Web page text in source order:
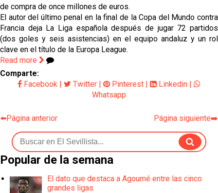
FC
Análisis | El Sevilla FC cierra una pretemporada de
contrastes antes del inicio de LaLiga
de compra de once millones de euros.
El autor del último penal en la final de la Copa del Mundo contra
Francia deja La Liga española después de jugar 72 partidos
(dos goles y seis asistencias) en el equipo andaluz y un rol
clave en el título de la Europa League.
Read more
Comparte:
Facebook
Twitter Pinterest Linkedin
Whatsapp
⬅️Página anterior Página siguiente➡️
Popular de la semana
El dato que destaca a Agoumé entre las cinco
grandes ligas